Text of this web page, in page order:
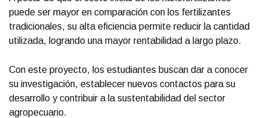
puede ser mayor en comparación con los fertilizantes
tradicionales, su alta eficiencia permite reducir la cantidad
utilizada, logrando una mayor rentabilidad a largo plazo.
Con este proyecto, los estudiantes buscan dar a conocer
su investigación, establecer nuevos contactos para su
desarrollo y contribuir a la sustentabilidad del sector
agropecuario.